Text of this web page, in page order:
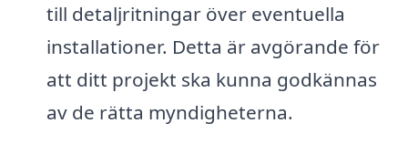
till detaljritningar över eventuella
installationer. Detta är avgörande för
att ditt projekt ska kunna godkännas
av de rätta myndigheterna.